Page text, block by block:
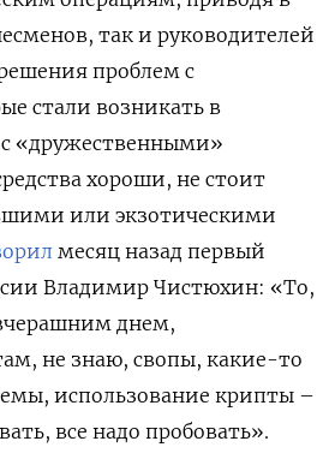
так и руководителей
проблем с
стали возникать в
«дружественными»
хороши, не стоит
или экзотическими
месяц назад первый
Владимир Чистюхин: «То,
днем,
не знаю, свопы, какие-то
использование крипты –
все надо пробовать».